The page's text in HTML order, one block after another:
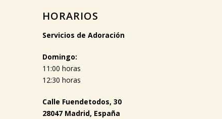
HORARIOS
Servicios de Adoración
Domingo:
11:00 horas
12:30 horas
Calle Fuendetodos, 30
28047 Madrid, España